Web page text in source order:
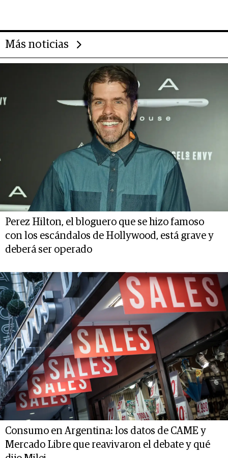
Más noticias
Perez Hilton, el bloguero que se hizo famoso
con los escándalos de Hollywood, está grave y
deberá ser operado
Consumo en Argentina: los datos de CAME y
Mercado Libre que reavivaron el debate y qué